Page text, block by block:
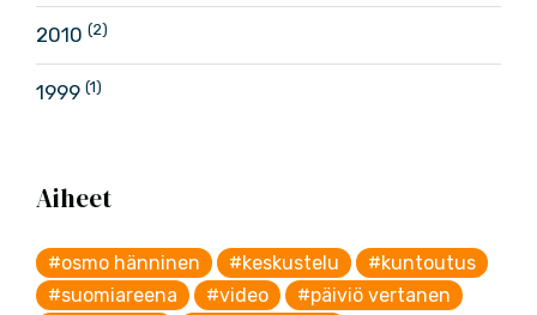
2010 (2)
1999 (1)
Aiheet
#osmo hänninen #keskustelu
#kuntoutus
#suomiareena
#video
#päiviö vertanen